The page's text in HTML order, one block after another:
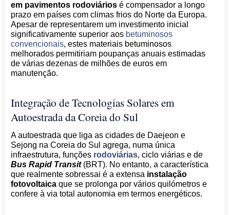
em pavimentos rodoviários é compensador a longo
prazo em países com climas frios do Norte da Europa.
Apesar de representarem um investimento inicial
significativamente superior aos betuminosos
convencionais, estes materiais betuminosos
melhorados permitiriam poupanças anuais estimadas
de várias dezenas de milhões de euros em
manutenção.
Integração de Tecnologias Solares em
Autoestrada da Coreia do Sul
A autoestrada que liga as cidades de Daejeon e
Sejong na Coreia do Sul agrega, numa única
infraestrutura, funções rodoviárias, ciclo viárias e de
Bus Rapid Transit(BRT). No entanto, a característica
que realmente sobressai é a extensa instalação
fotovoltaica que se prolonga por vários quilómetros e
confere à via total autonomia em termos energéticos.